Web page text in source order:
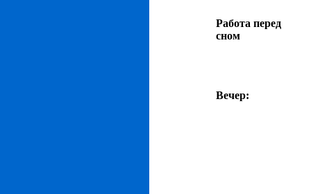
Работа перед
сном
Вечер: